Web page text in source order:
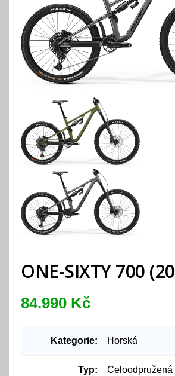
ONE-SIXTY 700
84.990 Kč
Kategorie: Horská
Typ: Celoodpružená